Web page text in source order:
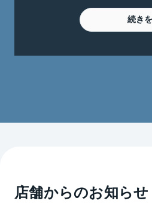
区・荒川区・足立区等の広
豊富な物件を取り揃えてい
・不動産の活用に困ってい
ない。価格が妥当か査定し
など）のほか、店舗・事務
続き
店舗からのお知らせ